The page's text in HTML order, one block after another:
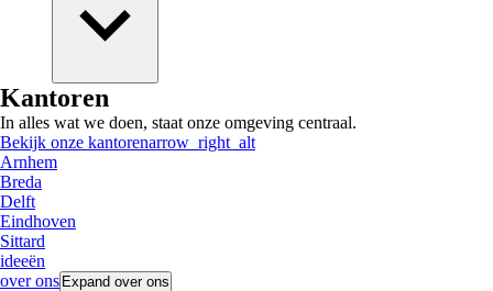
Kantoren
In alles wat we doen, staat onze omgeving centraal.
Bekijk onze kantorenarrow_right_alt
Arnhem
Breda
Delft
Eindhoven
Sittard
ideeën
over ons Expand over ons